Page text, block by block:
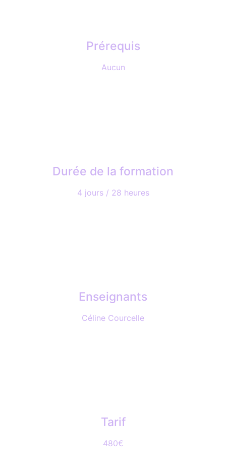
Prérequis
Aucun
Durée de la formation
4 jours / 28 heures
Enseignants
Céline Courcelle
Tarif
480€